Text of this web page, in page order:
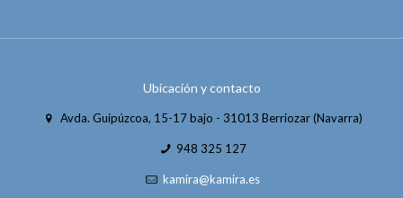
Ubicación y contacto
Avda. Guipúzcoa, 15-17 bajo - 31013 Berriozar (Navarra)
948 325 127
kamira@kamira.es